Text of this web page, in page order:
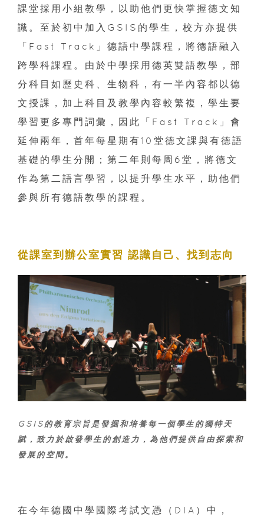
課堂採用小組教學，以助他們更快掌握德文知
識。至於初中加入GSIS的學生，校方亦提供
「Fast Track」德語中學課程，將德語融入
跨學科課程。由於中學採用德英雙語教學，部
分科目如歷史科、生物科，有一半內容都以德
文授課，加上科目及教學內容較繁複，學生要
學習更多專門詞彙，因此「Fast Track」會
延伸兩年，首年每星期有10堂德文課與有德語
基礎的學生分開；第二年則每周6堂，將德文
作為第二語言學習，以提升學生水平，助他們
參與所有德語教學的課程。
從課室到辦公室實習 認識自己、找到志向
GSIS的教育宗旨是發掘和培養每一個學生的獨特天
賦，致力於啟發學生的創造力，為他們提供自由探索和
發展的空間。
在今年德國中學國際考試文憑（DIA）中，